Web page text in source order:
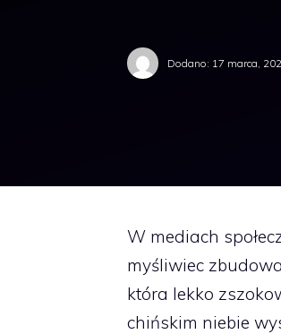
Dodano: 17 marca,
W mediach
myśliwiec
która lekko
chińskim niebie